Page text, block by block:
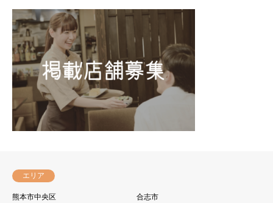
エリア
熊本市中央区
合志市